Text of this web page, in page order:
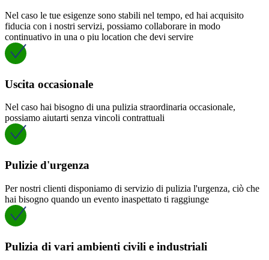
Nel caso le tue esigenze sono stabili nel tempo, ed hai acquisito
fiducia con i nostri servizi, possiamo collaborare in modo
continuativo in una o piu location che devi servire
Uscita occasionale
Nel caso hai bisogno di una pulizia straordinaria occasionale,
possiamo aiutarti senza vincoli contrattuali
Pulizie d'urgenza
Per nostri clienti disponiamo di servizio di pulizia l'urgenza, ciò che
hai bisogno quando un evento inaspettato ti raggiunge
Pulizia di vari ambienti civili e industriali